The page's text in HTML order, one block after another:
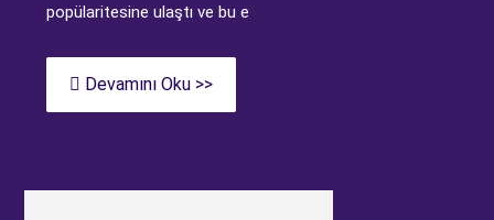
popülaritesine ulaştı ve bu e
Devamını Oku >>